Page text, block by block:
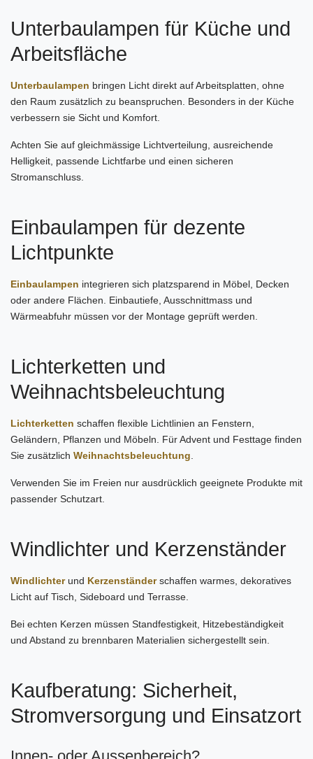
Unterbaulampen für Küche und
Arbeitsfläche
Unterbaulampen bringen Licht direkt auf Arbeitsplatten, ohne
den Raum zusätzlich zu beanspruchen. Besonders in der Küche
verbessern sie Sicht und Komfort.
Achten Sie auf gleichmässige Lichtverteilung, ausreichende
Helligkeit, passende Lichtfarbe und einen sicheren
Stromanschluss.
Einbaulampen für dezente
Lichtpunkte
Einbaulampen integrieren sich platzsparend in Möbel, Decken
oder andere Flächen. Einbautiefe, Ausschnittmass und
Wärmeabfuhr müssen vor der Montage geprüft werden.
Lichterketten und
Weihnachtsbeleuchtung
Lichterketten schaffen flexible Lichtlinien an Fenstern,
Geländern, Pflanzen und Möbeln. Für Advent und Festtage finden
Sie zusätzlich Weihnachtsbeleuchtung.
Verwenden Sie im Freien nur ausdrücklich geeignete Produkte mit
passender Schutzart.
Windlichter und Kerzenständer
Windlichterund Kerzenständerschaffen warmes, dekoratives
Licht auf Tisch, Sideboard und Terrasse.
Bei echten Kerzen müssen Standfestigkeit, Hitzebeständigkeit
und Abstand zu brennbaren Materialien sichergestellt sein.
Kaufberatung: Sicherheit,
Stromversorgung und Einsatzort